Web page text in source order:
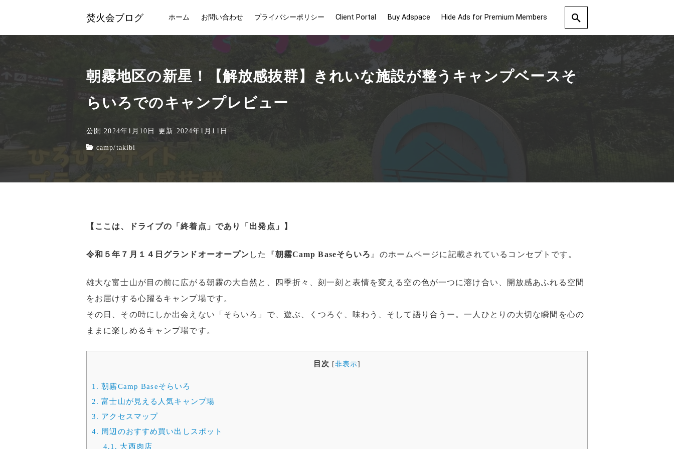
焚火会ブログ ホーム お問い合わせ プライバシーポリシー Client Portal Buy Adspace Hide Ads for Premium Members
朝霧地区の新星！【解放感抜群】きれいな施設が整うキャンプベースそ
らいろでのキャンプレビュー
公開:2024年1月10日 更新:2024年1月11日
camp/takibi
【ここは、ドライブの「終着点」であり「出発点」】
令和５年７月１４日グランドオーオープン した『朝霧Camp Baseそらいろ 』のホームページに記載されているコンセプトです。
雄大な富士山が目の前に広がる朝霧の大自然と、四季折々、刻一刻と表情を変える空の色が一つに溶け合い、開放感あふれる空間
をお届けする心躍るキャンプ場です。
その日、その時にしか出会えない「そらいろ」で、遊ぶ、くつろぐ、味わう、そして語り合うー。一人ひとりの大切な瞬間を心の
ままに楽しめるキャンプ場です。
目次 [非表示]
1. 朝霧Camp Baseそらいろ
2. 富士山が見える人気キャンプ場
3. アクセスマップ
4. 周辺のおすすめ買い出しスポット
4.1. 大西肉店